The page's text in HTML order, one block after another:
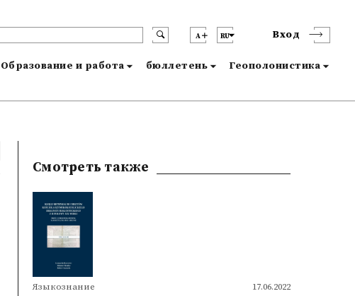
A RU Вход
Образование и работа бюллетень Геополонистика
Смотреть также
17.06.2022
Языкознание